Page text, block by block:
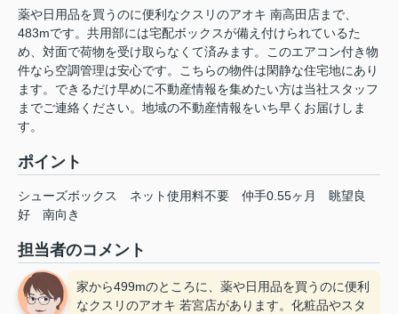
薬や日用品を買うのに便利なクスリのアオキ 南高田店まで、
483mです。共用部には宅配ボックスが備え付けられているた
め、対面で荷物を受け取らなくて済みます。このエアコン付き物
件なら空調管理は安心です。こちらの物件は閑静な住宅地にあり
ます。できるだけ早めに不動産情報を集めたい方は当社スタッフ
までご連絡ください。地域の不動産情報をいち早くお届けしま
す。
ポイント
シューズボックス ネット使用料不要 仲手0.55ヶ月
眺望良
好
南向き
担当者のコメント
家から499mのところに、薬や日用品を買うのに便利
なクスリのアオキ 若宮店があります。化粧品やスタ